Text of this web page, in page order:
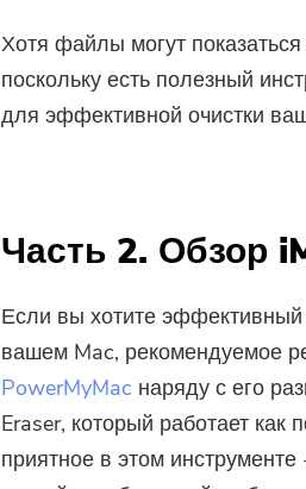
Хотя файлы могут
поскольку есть полезный
для эффективной очистки
Часть 2. Обзор
Если вы хотите
вашем Mac, рекомендуемое
PowerMyMac наряду с его
Eraser, который работает
приятное в этом
Пожалуйста,